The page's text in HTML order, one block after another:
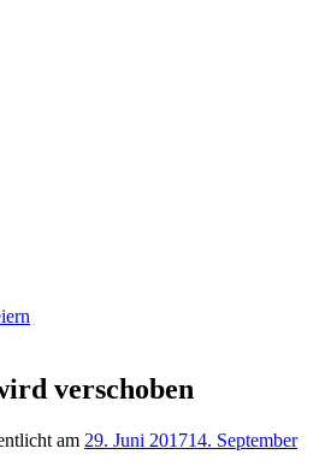
verschoben
am 29. Juni 201714. September